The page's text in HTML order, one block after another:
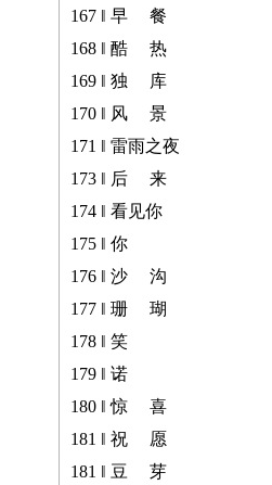
167 ‖ 早 餐
168 ‖ 酷 热
169 ‖ 独 库
170 ‖ 风 景
171 ‖ 雷雨之夜
173 ‖ 后 来
174 ‖ 看见你
175 ‖ 你
176 ‖ 沙 沟
177 ‖ 珊 瑚
178 ‖ 笑
179 ‖ 诺
180 ‖ 惊 喜
181 ‖ 祝 愿
181 ‖ 豆 芽